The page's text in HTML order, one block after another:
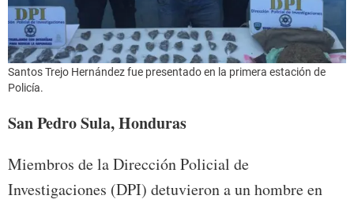
Santos Trejo Hernández fue presentado en la primera estación de
Policía.
San Pedro Sula, Honduras
Miembros de la Dirección Policial de
Investigaciones (DPI) detuvieron a un hombre en